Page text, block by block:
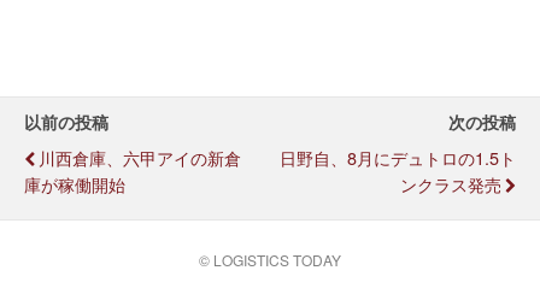
以前の投稿
川西倉庫、六甲アイの新倉
庫が稼働開始
次の投稿
日野自、8月にデュトロの1.5ト
ンクラス発売
© LOGISTICS TODAY